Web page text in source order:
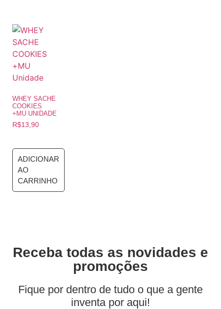
WHEY SACHE
COOKIES
+MU UNIDADE
R$13,90
ADICIONAR
AO
CARRINHO
Receba todas as novidades e
promoções
Fique por dentro de tudo o que a gente
inventa por aqui!